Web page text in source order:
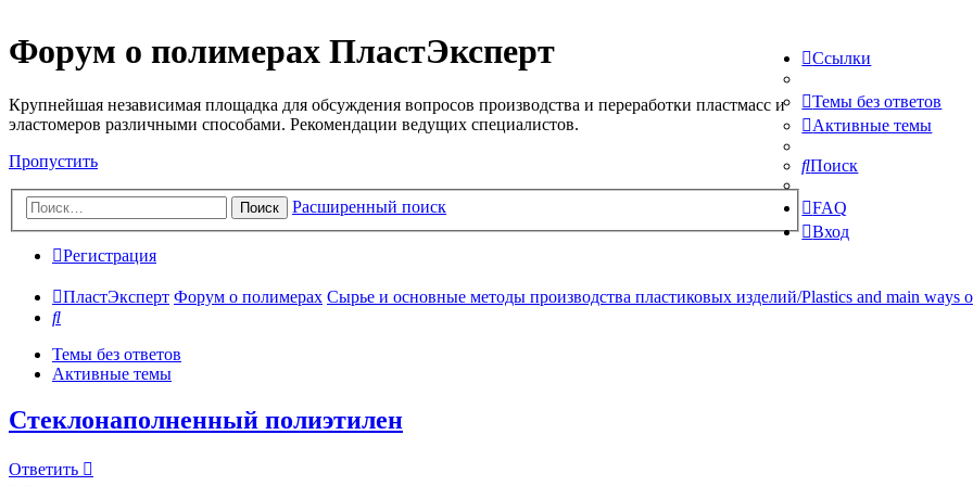
Форум о полимерах ПластЭксперт
Крупнейшая независимая площадка для обсуждения вопросов производства и переработки пластмасс и
эластомеров различными способами. Рекомендации ведущих специалистов.
Пропустить
Поиск Расширенный поиск
Ссылки
Темы без ответов
Активные темы
Поиск
FAQ
Вход
Регистрация
ПластЭксперт Форум о полимерах Сырье и основные методы производства пластиковых изделий/Plastics and main ways
Поиск
Темы без ответов
Активные темы
Стеклонаполненный полиэтилен
Ответить